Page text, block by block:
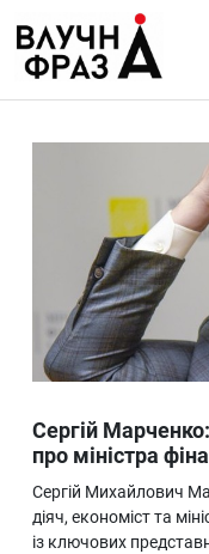
содержимому
Життя
Лайфстайл
ТехноНаука
Людина
Ukraine
Про нас
Сергій
про міністра
Сергій Михайлович
діяч, економіст та
із ключових